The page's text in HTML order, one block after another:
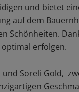
und bietet
auf dem
Schönheiten.
erfolgen.
Soreli Gold,